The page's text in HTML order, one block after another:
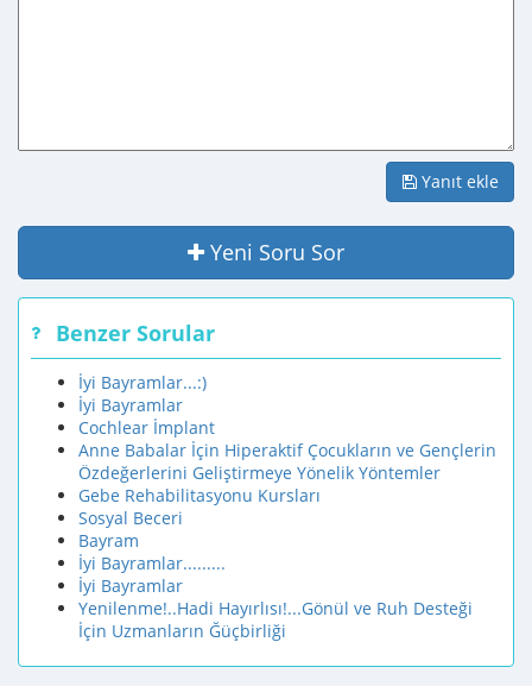
Yanıt ekle
Yeni Soru Sor
Benzer Sorular
İyi Bayramlar...:)
İyi Bayramlar
Cochlear İmplant
Anne Babalar İçin Hiperaktif Çocukların ve Gençlerin
Özdeğerlerini Geliştirmeye Yönelik Yöntemler
Gebe Rehabilitasyonu Kursları
Sosyal Beceri
Bayram
İyi Bayramlar.........
İyi Bayramlar
Yenilenme!..Hadi Hayırlısı!...Gönül ve Ruh Desteği
İçin Uzmanların Ğüçbirliği